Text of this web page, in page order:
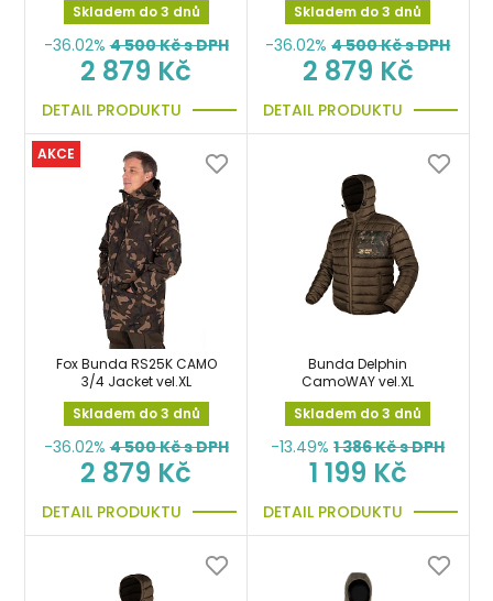
Skladem do 3 dnů
-36.02% 4 500Kč s DPH
2 879 Kč
DETAIL PRODUKTU
Skladem do 3 dnů
-36.02% 4 500Kč s DPH
2 879 Kč
DETAIL PRODUKTU
AKCE
Fox Bunda RS25K CAMO
3/4 Jacket vel.XL
Skladem do 3 dnů
-36.02% 4 500Kč s DPH
2 879 Kč
DETAIL PRODUKTU
Bunda Delphin
CamoWAY vel.XL
Skladem do 3 dnů
-13.49% 1 386Kč s DPH
1 199 Kč
DETAIL PRODUKTU